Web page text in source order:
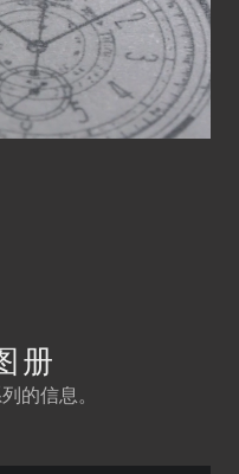
册
的信息。